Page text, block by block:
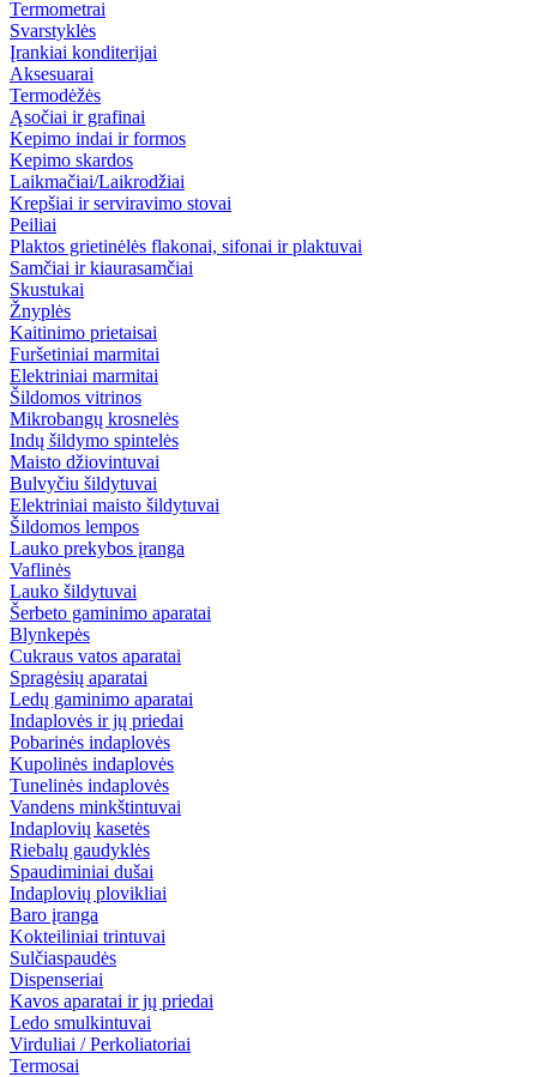
Termometrai
Svarstyklės
Įrankiai konditerijai
Aksesuarai
Termodėžės
Ąsočiai ir grafinai
Kepimo indai ir formos
Kepimo skardos
Laikmačiai/Laikrodžiai
Krepšiai ir serviravimo stovai
Peiliai
Plaktos grietinėlės flakonai, sifonai ir plaktuvai
Samčiai ir kiaurasamčiai
Skustukai
Žnyplės
Kaitinimo prietaisai
Furšetiniai marmitai
Elektriniai marmitai
Šildomos vitrinos
Mikrobangų krosnelės
Indų šildymo spintelės
Maisto džiovintuvai
Bulvyčiu šildytuvai
Elektriniai maisto šildytuvai
Šildomos lempos
Lauko prekybos įranga
Vaflinės
Lauko šildytuvai
Šerbeto gaminimo aparatai
Blynkepės
Cukraus vatos aparatai
Spragėsių aparatai
Ledų gaminimo aparatai
Indaplovės ir jų priedai
Pobarinės indaplovės
Kupolinės indaplovės
Tunelinės indaplovės
Vandens minkštintuvai
Indaplovių kasetės
Riebalų gaudyklės
Spaudiminiai dušai
Indaplovių plovikliai
Baro įranga
Kokteiliniai trintuvai
Sulčiaspaudės
Dispenseriai
Kavos aparatai ir jų priedai
Ledo smulkintuvai
Virduliai / Perkoliatoriai
Termosai